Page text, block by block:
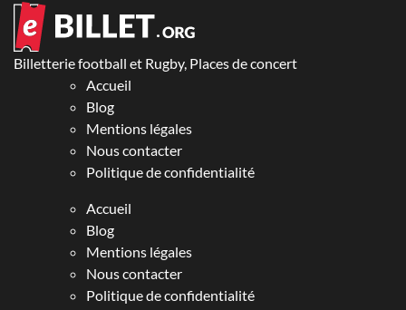
Billetterie football et Rugby, Places de concert
Accueil
Blog
Mentions légales
Nous contacter
Politique de confidentialité
Accueil
Blog
Mentions légales
Nous contacter
Politique de confidentialité